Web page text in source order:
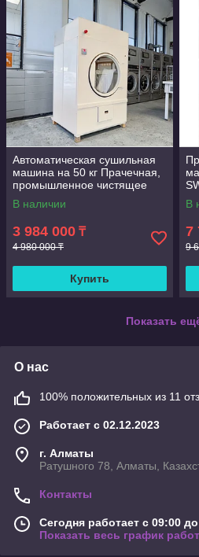
Автоматическая сушильная
машина на 50 кг Прачечная,
промышленное чистящее
оборудование, коммерческая
сушильная машина
В наличии
3 984 000 ₸
4 980 000 ₸
Купить
В
7
9
Показать
О нас
100% положительных из 11
Работает с 02.12.2023
г. Алматы
Ратушного 78, Алматы,
Контакты
Сегодня работает с 09:00
Показать весь график